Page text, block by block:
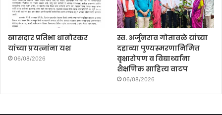
खासदार प्रतिभा धानोरकर
यांच्या प्रयत्नांना यश
06/08/2026
स्व. अर्जुनराव गोतावळे यांच्या
दहाव्या पुण्यस्मरणानिमित्त
वृक्षारोपण व विद्यार्थ्यांना
शैक्षणिक साहित्य वाटप
06/08/2026